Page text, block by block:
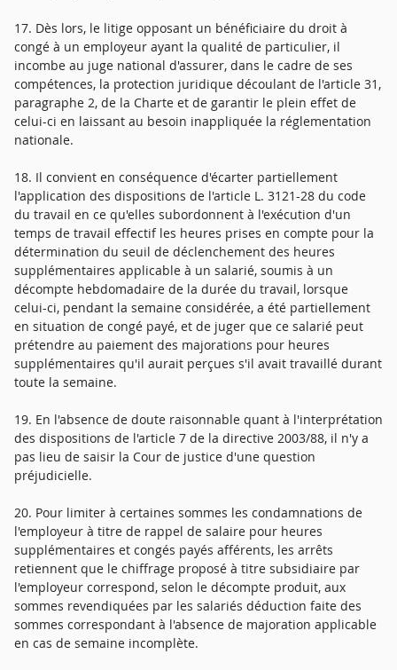
17. Dès lors, le litige opposant un bénéficiaire du droit à
congé à un employeur ayant la qualité de particulier, il
incombe au juge national d'assurer, dans le cadre de ses
compétences, la protection juridique découlant de l'article 31,
paragraphe 2, de la Charte et de garantir le plein effet de
celui-ci en laissant au besoin inappliquée la réglementation
nationale.
18. Il convient en conséquence d'écarter partiellement
l'application des dispositions de l'article L. 3121-28 du code
du travail en ce qu'elles subordonnent à l'exécution d'un
temps de travail effectif les heures prises en compte pour la
détermination du seuil de déclenchement des heures
supplémentaires applicable à un salarié, soumis à un
décompte hebdomadaire de la durée du travail, lorsque
celui-ci, pendant la semaine considérée, a été partiellement
en situation de congé payé, et de juger que ce salarié peut
prétendre au paiement des majorations pour heures
supplémentaires qu'il aurait perçues s'il avait travaillé durant
toute la semaine.
19. En l'absence de doute raisonnable quant à l'interprétation
des dispositions de l'article 7 de la directive 2003/88, il n'y a
pas lieu de saisir la Cour de justice d'une question
préjudicielle.
20. Pour limiter à certaines sommes les condamnations de
l'employeur à titre de rappel de salaire pour heures
supplémentaires et congés payés afférents, les arrêts
retiennent que le chiffrage proposé à titre subsidiaire par
l'employeur correspond, selon le décompte produit, aux
sommes revendiquées par les salariés déduction faite des
sommes correspondant à l'absence de majoration applicable
en cas de semaine incomplète.